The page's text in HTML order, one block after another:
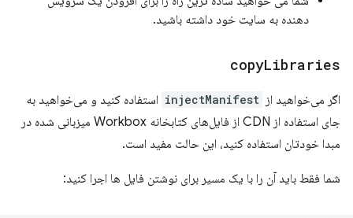
دهنده به سایت خود داشته باشید.
copyLibraries
اگر می‌خواهید از injectManifest استفاده کنید و می‌خواهید به
جای استفاده از CDN از فایل‌های کتابخانه Workbox میزبانی شده در
مبدا خودتان استفاده کنید، این حالت مفید است.
شما فقط باید آن را با یک مسیر برای نوشتن فایل ها اجرا کنید: